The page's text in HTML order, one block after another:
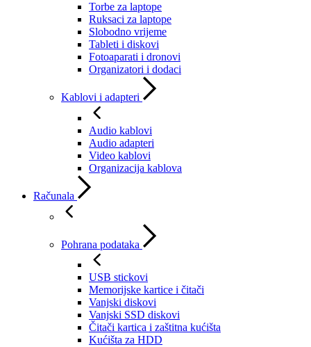
Torbe za laptope
Ruksaci za laptope
Slobodno vrijeme
Tableti i diskovi
Fotoaparati i dronovi
Organizatori i dodaci
Kablovi i adapteri
Audio kablovi
Audio adapteri
Video kablovi
Organizacija kablova
Računala
Pohrana podataka
USB stickovi
Memorijske kartice i čitači
Vanjski diskovi
Vanjski SSD diskovi
Čitači kartica i zaštitna kućišta
Kućišta za HDD